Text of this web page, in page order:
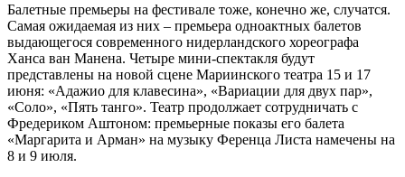
Балетные премьеры на фестивале тоже, конечно же, случатся.
Самая ожидаемая из них – премьера одноактных балетов
выдающегося современного нидерландского хореографа
Ханса ван Манена. Четыре мини-спектакля будут
представлены на новой сцене Мариинского театра 15 и 17
июня: «Адажио для клавесина», «Вариации для двух пар»,
«Соло», «Пять танго». Театр продолжает сотрудничать с
Фредериком Аштоном: премьерные показы его балета
«Маргарита и Арман» на музыку Ференца Листа намечены на
8 и 9 июля.